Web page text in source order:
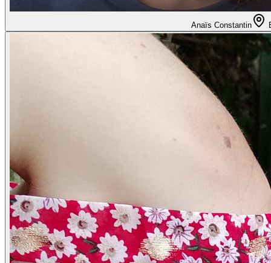
Anaïs Constantin